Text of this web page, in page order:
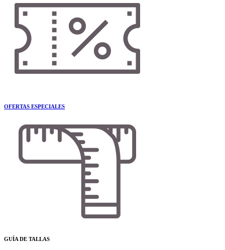
OFERTAS ESPECIALES
GUÍA DE TALLAS